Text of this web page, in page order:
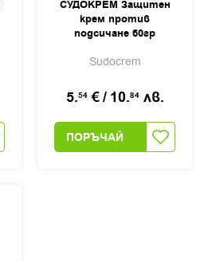
СУДОКРЕМ Защитен
крем против
подсичане 60гр
Sudocrem
5.54 €/ 10.84 лв.
ПОРЪЧАЙ